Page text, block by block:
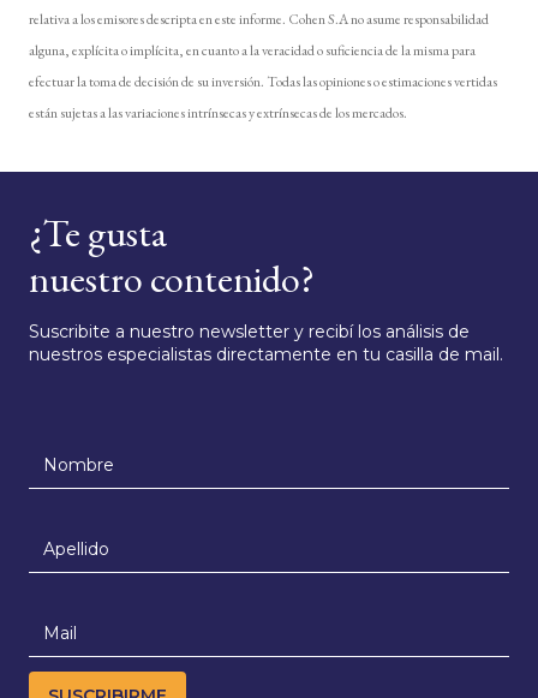
relativa a los emisores descripta en este informe. Cohen S.A no asume responsabilidad
alguna, explícita o implícita, en cuanto a la veracidad o suficiencia de la misma para
efectuar la toma de decisión de su inversión. Todas las opiniones o estimaciones vertidas
están sujetas a las variaciones intrínsecas y extrínsecas de los mercados.
¿Te gusta
nuestro contenido?
Suscribite a nuestro newsletter y recibí los análisis de
nuestros especialistas directamente en tu casilla de mail.